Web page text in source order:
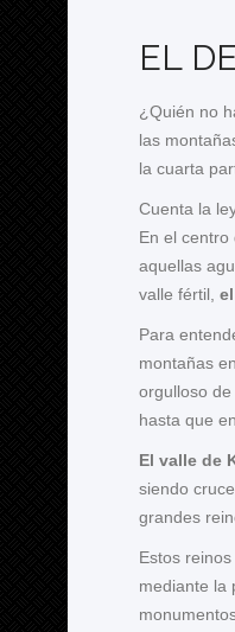
EL
¿Quién no
las
la cuarta
Cuenta la
En el
aquellas
valle fértil,
Para
montañas
orgulloso
hasta que
El valle de
siendo
grandes
Estos
mediante la